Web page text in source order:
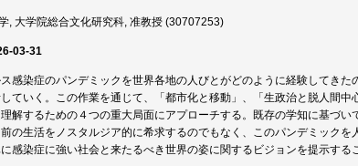
, 大学院総合文化研究科, 准教授 (30707253)
03-31
感染症のパンデミックを世界各地の人びとがどのように経験してき
ていく。この作業を通じて、「都市化と移動」、「生政治と脱人間
解するための４つの重大局面にアプローチする。既存の学知に基づ
の生活をノスタルジア的に希求するのでもなく、このパンデミック
感染症に強い社会と来たるべき世界の姿に関するビジョンを提示する